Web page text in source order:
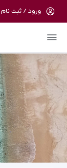
در حال
ورود / ثبت نام